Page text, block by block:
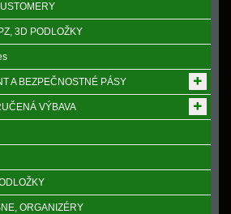
3D PODLOŽKY
A BEZPEČNOSTNÉ PÁSY
VÝBAVA
ORGANIZÉRY